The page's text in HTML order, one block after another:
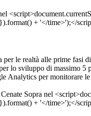
le realtà alle prime
lo sviluppo di massimo
Analytics per monitorare